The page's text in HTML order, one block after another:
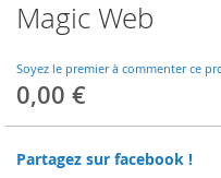
Magic Web
Soyez le premier à commenter ce
0,00 €
Partagez sur facebook !
Skip
to
beginning
of
the
gallery